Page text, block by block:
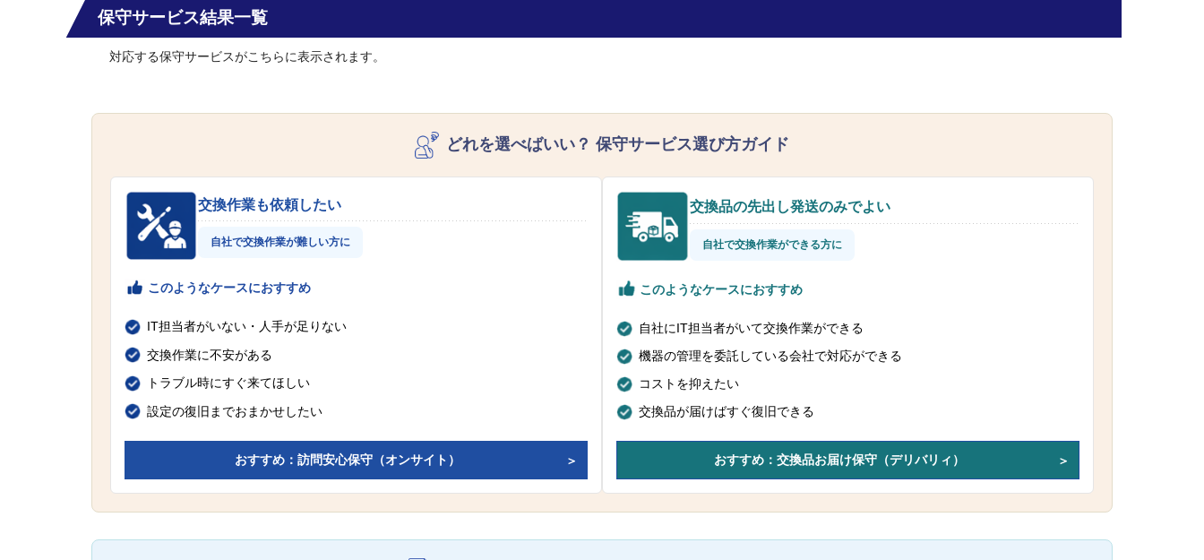
保守サービス結果一覧
対応する保守サービスがこちらに表示されます。
どれを選べばいい？ 保守サービス選び方ガイド
交換作業も依頼したい
自社で交換作業が難しい方に
このようなケースにおすすめ
IT担当者がいない・人手が足りない
交換作業に不安がある
トラブル時にすぐ来てほしい
設定の復旧までおまかせしたい
おすすめ：訪問安心保守（オンサイト）
交換品の先出し発送のみでよい
自社で交換作業ができる方に
このようなケースにおすすめ
自社にIT担当者がいて交換作業ができる
機器の管理を委託している会社で対応ができる
コストを抑えたい
交換品が届けばすぐ復旧できる
おすすめ：交換品お届け保守（デリバリィ）